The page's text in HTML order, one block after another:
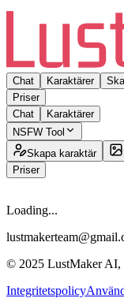
Chat Karaktärer
Priser
Chat
Karaktärer
NSFW Tool
Skapa karaktär
Priser
Loading...
© 2025 LustMaker AI,
Integritetspolicy